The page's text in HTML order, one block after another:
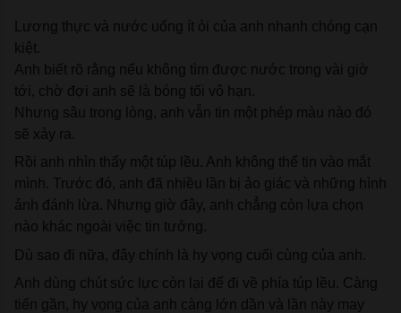
Lương thực và nước uống ít ỏi của anh nhanh chóng cạn
kiệt.
Anh biết rõ rằng nếu không tìm được nước trong vài giờ
tới, chờ đợi anh sẽ là bóng tối vô hạn.
Nhưng sâu trong lòng, anh vẫn tin một phép màu nào đó
sẽ xảy ra.
Rồi anh nhìn thấy một túp lều. Anh không thể tin vào mắt
mình. Trước đó, anh đã nhiều lần bị ảo giác và những hình
ảnh đánh lừa. Nhưng giờ đây, anh chẳng còn lựa chọn
nào khác ngoài việc tin tưởng.
Dù sao đi nữa, đây chính là hy vọng cuối cùng của anh.
Anh dùng chút sức lực còn lại để đi về phía túp lều. Càng
tiến gần, hy vọng của anh càng lớn dần và lần này may